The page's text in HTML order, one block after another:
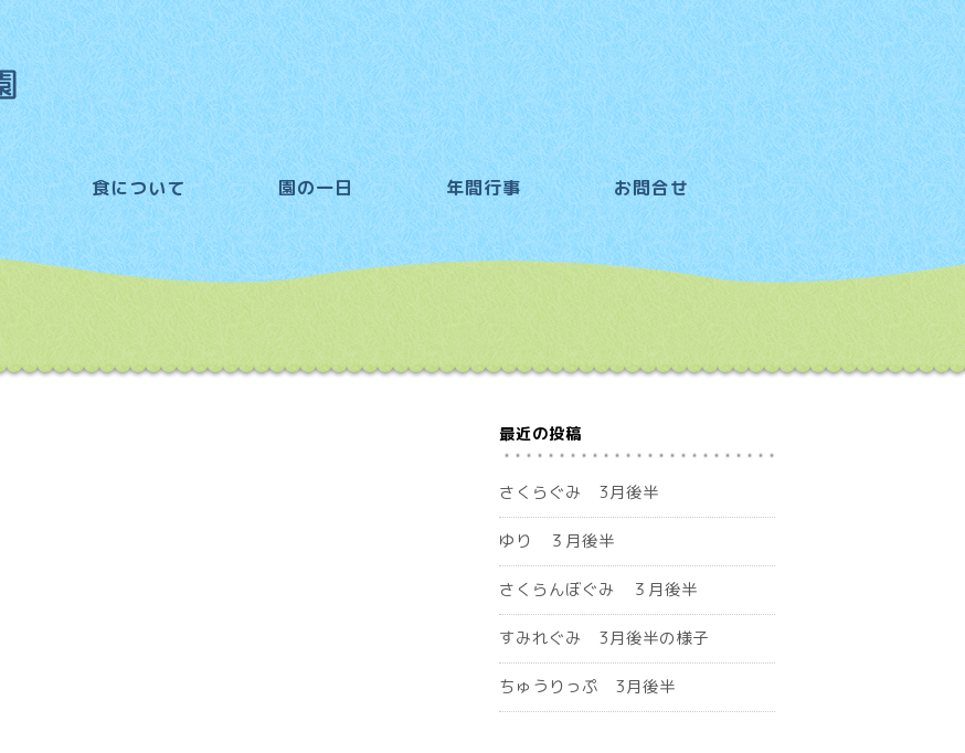
食について 園の一日 年間行事 お問合せ
最近の投稿
さくらぐみ 3月後半
ゆり ３月後半
さくらんぼぐみ ３月後半
すみれぐみ 3月後半の様子
ちゅうりっぷ 3月後半